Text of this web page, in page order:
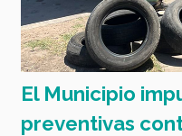
El Municipio
preventivas